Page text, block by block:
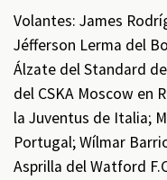
Volantes: James
Jéfferson Lerma del
Álzate del Standard
del CSKA Moscow en
la Juventus de Italia;
Portugal; Wílmar
Asprilla del Watford